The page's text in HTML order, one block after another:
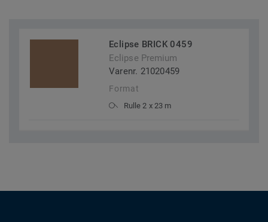
Eclipse BRICK 0459
Eclipse Premium
Varenr. 21020459
Format
Rulle 2 x 23 m